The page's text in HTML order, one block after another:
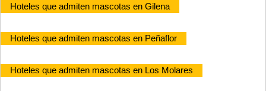
Hoteles que admiten mascotas en Gilena
Hoteles que admiten mascotas en Peñaflor
Hoteles que admiten mascotas en Los Molares